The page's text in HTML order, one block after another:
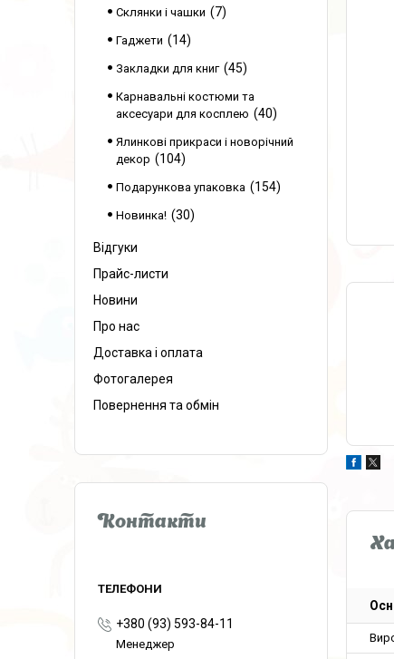
Склянки і чашки 7
Гаджети 14
Закладки для книг 45
Карнавальні костюми та
аксесуари для косплею
40
Ялинкові прикраси і новорічний
декор
104
Подарункова упаковка 154
Новинка! 30
Відгуки
Прайс-листи
Новини
Про нас
Доставка і оплата
Фотогалерея
Повернення та обмін
Контакти
+380 (93) 593-84-11
Менеджер